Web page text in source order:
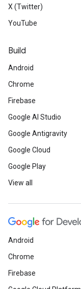
X (Twitter)
YouTube
Build
Android
Chrome
Firebase
Google AI Studio
Google Antigravity
Google Cloud
Google Play
View all
Android
Chrome
Firebase